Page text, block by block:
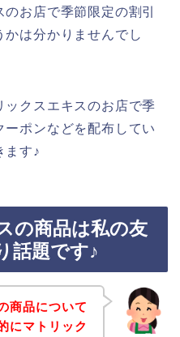
お店で季節限定の割引
は分かりませんでし
ックスエキスのお店で季
ポンなどを配布してい
ます♪
の商品は私の友
話題です♪
商品について
にマトリック